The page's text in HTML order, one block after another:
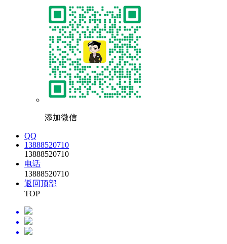
添加微信
QQ
13888520710
13888520710
电话
13888520710
返回顶部
TOP